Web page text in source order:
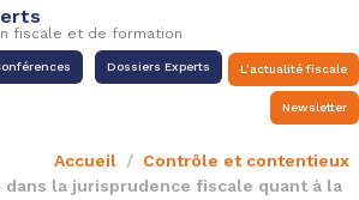
fiscale et de formation
Dossiers Experts L’actualité fiscale
Newsletter
Accueil
Contrôle et contentieux
la jurisprudence fiscale quant à la